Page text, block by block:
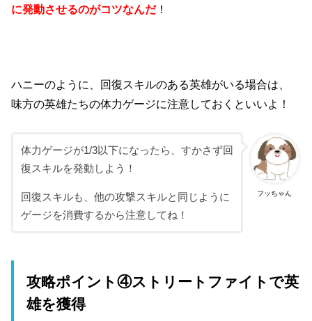
に発動させるのがコツなんだ！
ハニーのように、回復スキルのある英雄がいる場合は、
味方の英雄たちの体力ゲージに注意しておくといいよ！
フッちゃん
体力ゲージが1/3以下になったら、すかさず回
復スキルを発動しよう！
回復スキルも、他の攻撃スキルと同じように
ゲージを消費するから注意してね！
攻略ポイント④ストリートファイトで英
雄を獲得